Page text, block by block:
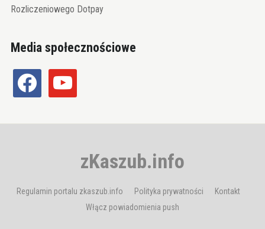
Rozliczeniowego Dotpay
Media społecznościowe
facebook youtube
zKaszub.info
Regulamin portalu zkaszub.info Polityka prywatności
Kontakt
Włącz powiadomienia push